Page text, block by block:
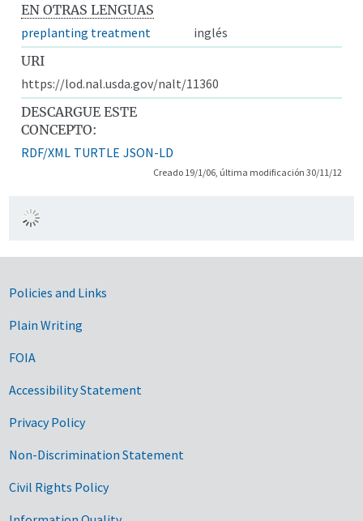
EN OTRAS LENGUAS
preplanting treatment
inglés
URI
https://lod.nal.usda.gov/nalt/11360
DESCARGUE ESTE
CONCEPTO:
RDF/XML TURTLE JSON-LD
Creado 19/1/06, última modificación 30/11/12
Government Links
Policies and Links
Plain Writing
FOIA
Accessibility Statement
Privacy Policy
Non-Discrimination Statement
Civil Rights Policy